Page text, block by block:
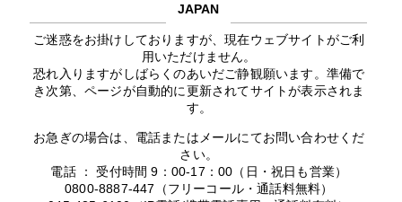
JAPAN
ご迷惑をお掛けしておりますが、現在ウェブサイトがご利
用いただけません。
恐れ入りますがしばらくのあいだご静観願います。準備で
き次第、ページが自動的に更新されてサイトが表示されま
す。
お急ぎの場合は、電話またはメールにてお問い合わせくだ
さい。
電話 ： 受付時間 9：00-17：00（日・祝日も営業）
0800-8887-447（フリーコール・通話料無料）